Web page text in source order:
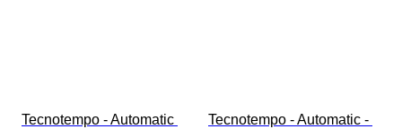
Tecnotempo - Automatic
Tecnotempo - Automatic -